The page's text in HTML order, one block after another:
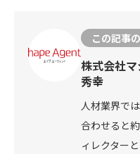
この記事
株式会社
秀幸
人材業界で
合わせると
ィレクター